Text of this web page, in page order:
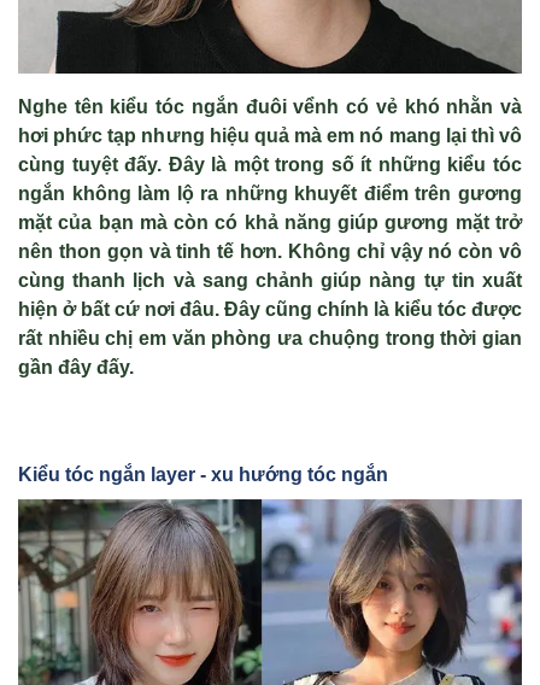
Nghe tên kiểu tóc ngắn đuôi vểnh có vẻ khó nhằn và
hơi phức tạp nhưng hiệu quả mà em nó mang lại thì vô
cùng tuyệt đấy. Đây là một trong số ít những kiểu tóc
ngắn không làm lộ ra những khuyết điểm trên gương
mặt của bạn mà còn có khả năng giúp gương mặt trở
nên thon gọn và tinh tế hơn. Không chỉ vậy nó còn vô
cùng thanh lịch và sang chảnh giúp nàng tự tin xuất
hiện ở bất cứ nơi đâu. Đây cũng chính là kiểu tóc được
rất nhiều chị em văn phòng ưa chuộng trong thời gian
gần đây đấy.
Kiểu tóc ngắn layer - xu hướng tóc ngắn